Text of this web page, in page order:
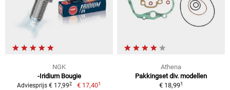
NGK
-Iridium Bougie
Adviesprijs € 17,992 € 17,401
Athena
Pakkingset div. modellen
€ 18,991